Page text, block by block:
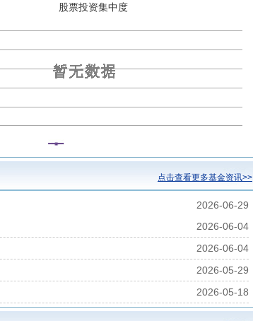
股票投资集中度
点击查看更多基金资讯>>
2026-06-29
2026-06-04
2026-06-04
2026-05-29
2026-05-18